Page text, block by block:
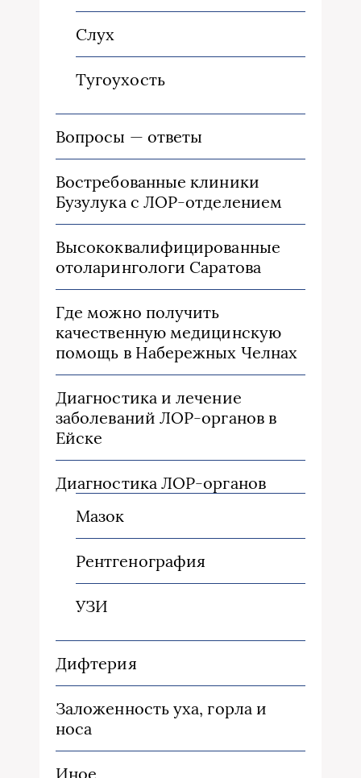
Слух
Тугоухость
Вопросы — ответы
Востребованные клиники
Бузулука с ЛОР-отделением
Высококвалифицированные
отоларингологи Саратова
Где можно получить
качественную медицинскую
помощь в Набережных Челнах
Диагностика и лечение
заболеваний ЛОР-органов в
Ейске
Диагностика ЛОР-органов
Мазок
Рентгенография
УЗИ
Дифтерия
Заложенность уха, горла и
носа
Иное